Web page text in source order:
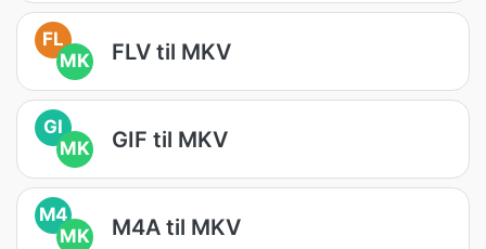
FL
MK
FLV til MKV
GI
MK
GIF til MKV
M4
MK
M4A til MKV